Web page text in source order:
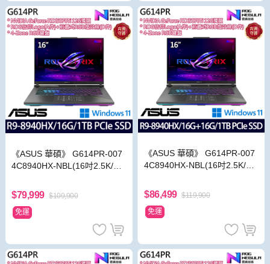
《ASUS 華碩》 G614PR-007
4C8940HX-NBL(16吋2.5K/Ry
RTX5070 Ti)
$79,999 $109,900
免運
《ASUS 華碩》 G614PR-007
4C8940HX-NBL(16吋2.5K/R9
070Ti/特仕版)
$86,499 $119,900
免運